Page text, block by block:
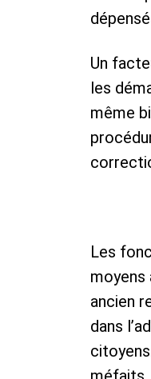
Un
les
même
Les
moyens
ancien
dans